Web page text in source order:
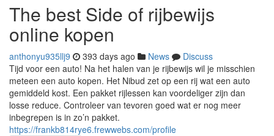
The best Side of rijbewijs
online kopen
anthonyu935llj9 393 days ago News
Discuss
Tijd voor een auto! Na het halen van je rijbewijs wil je misschien
meteen een auto kopen. Het Nibud zet op een rij wat een auto
gemiddeld kost. Een pakket rijlessen kan voordeliger zijn dan
losse reduce. Controleer van tevoren goed wat er nog meer
inbegrepen is in zo’n pakket.
https://frankb814rye6.frewwebs.com/profile